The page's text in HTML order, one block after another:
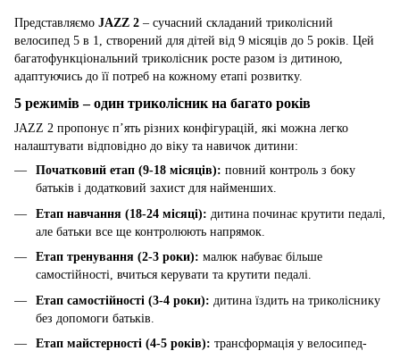
Представляємо JAZZ 2 – сучасний складаний триколісний
велосипед 5 в 1, створений для дітей від 9 місяців до 5 років. Цей
багатофункціональний триколісник росте разом із дитиною,
адаптуючись до її потреб на кожному етапі розвитку.
5 режимів – один триколісник на багато років
JAZZ 2 пропонує п’ять різних конфігурацій, які можна легко
налаштувати відповідно до віку та навичок дитини:
Початковий етап (9-18 місяців): повний контроль з боку
батьків і додатковий захист для найменших.
Етап навчання (18-24 місяці): дитина починає крутити педалі,
але батьки все ще контролюють напрямок.
Етап тренування (2-3 роки): малюк набуває більше
самостійності, вчиться керувати та крутити педалі.
Етап самостійності (3-4 роки): дитина їздить на триколіснику
без допомоги батьків.
Етап майстерності (4-5 років): трансформація у велосипед-